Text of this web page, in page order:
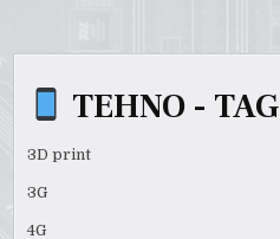
TEHNO - TAG
3D print
3G
4G